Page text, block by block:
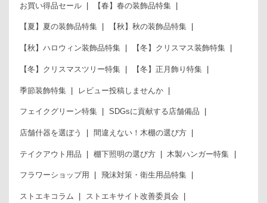
お買い得品セール 【春】春の装飾品特集
【夏】夏の装飾品特集 【秋】秋の装飾品特集
【秋】ハロウィン装飾品特集 【冬】クリスマス装飾特集
【冬】クリスマスツリー特集 【冬】正月飾り特集
季節装飾特集 レビュー投稿しませんか
フェイクグリーン特集 SDGsに貢献する店舗備品
店舗什器を選ぼう 間違えない！木棚の選び方
テイクアウト用品 棚下照明の選び方 木製ハンガー特集
フラワーショップ用 飛沫対策・衛生用品特集
ストエキコラム ストエキサイト改善委員会